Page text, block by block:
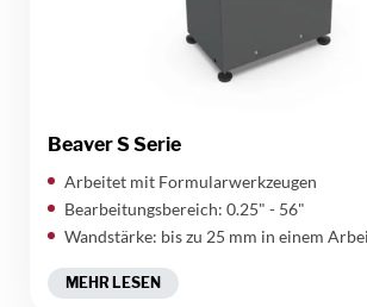
Beaver S Serie
Arbeitet mit Formularwerkzeugen
Bearbeitungsbereich: 0.25" - 56"
Wandstärke: bis zu 25 mm in einem
MEHR LESEN